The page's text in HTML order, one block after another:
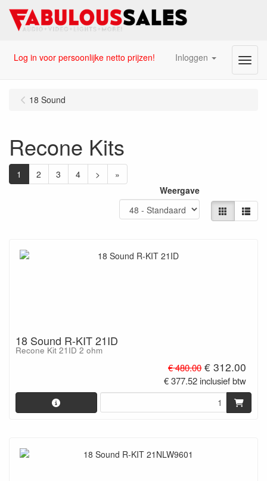
Log in voor persoonlijke netto prijzen! Inloggen Menu
18 Sound
Recone Kits
1 2 3 4 >
»
Weergave
18 Sound R-KIT 21ID
Recone Kit 21ID 2 ohm
€ 480.00 € 312.00
€ 377.52 inclusief btw